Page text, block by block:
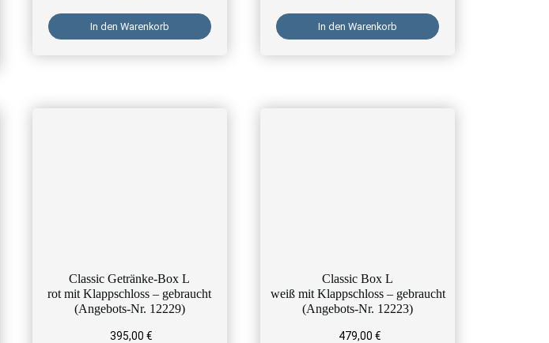
In den Warenkorb In den Warenkorb
Classic Getränke-Box L
rot mit Klappschloss – gebraucht
(Angebots-Nr. 12229)
395,00€
Classic Box L
weiß mit Klappschloss – gebraucht
(Angebots-Nr. 12223)
479,00 €